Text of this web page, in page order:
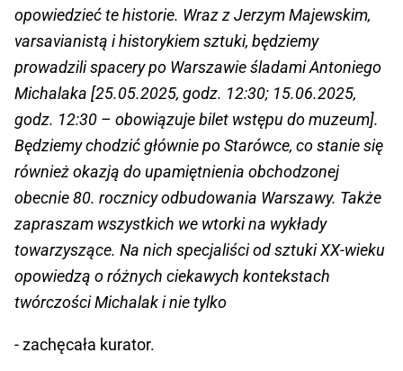
opowiedzieć te historie. Wraz z Jerzym Majewskim,
varsavianistą i historykiem sztuki, będziemy
prowadzili spacery po Warszawie śladami Antoniego
Michalaka [25.05.2025, godz. 12:30; 15.06.2025,
godz. 12:30 – obowiązuje bilet wstępu do muzeum].
Będziemy chodzić głównie po Starówce, co stanie się
również okazją do upamiętnienia obchodzonej
obecnie 80. rocznicy odbudowania Warszawy. Także
zapraszam wszystkich we wtorki na wykłady
towarzyszące. Na nich specjaliści od sztuki XX-wieku
opowiedzą o różnych ciekawych kontekstach
twórczości Michalak i nie tylko
- zachęcała kurator.